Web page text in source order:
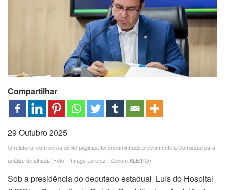
Compartilhar
29 Outubro 2025
O relatório, com cerca de 40 páginas, foi encaminhado previamente à Comissão para
análise detalhada (Foto: Thyago Lorentz | Secom ALE/RO)
Sob a presidência do deputado estadual Luís do Hospital